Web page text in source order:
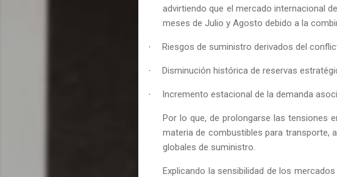
advirtiendo que el mercado internacional
meses de Julio y Agosto debido a la
· Riesgos de suministro derivados del
· Disminución histórica de reservas
· Incremento estacional de la demanda
Por lo que, de prolongarse las tensiones
materia de combustibles para transporte,
globales de suministro.
Explicando la sensibilidad de los